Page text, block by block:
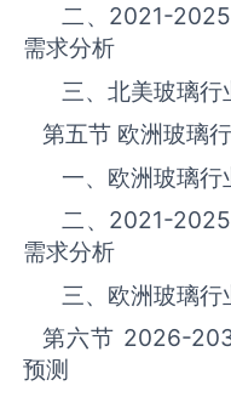
二、 2021-2025
需求分析
三、北美‌‌‌‌玻璃‌‌‌‌‌‌‌‌‌‌‌‌‌
第五节 欧洲‌‌‌‌玻璃‌‌‌‌‌‌‌‌‌‌‌‌‌
一、欧洲‌‌‌‌玻璃‌‌‌‌‌‌‌‌‌‌‌‌‌
二、 2021-2025
需求分析
三、欧洲‌‌‌‌玻璃‌‌‌‌‌‌‌‌‌‌‌‌‌
第六节 2026-
预测